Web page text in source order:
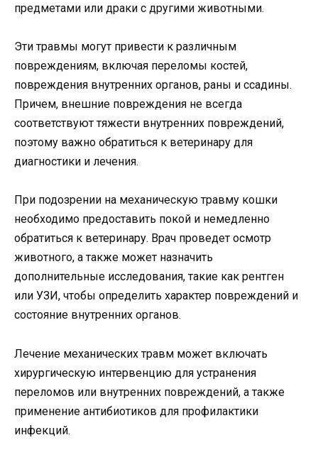
предметами или драки с другими животными.
Эти травмы могут привести к различным
повреждениям, включая переломы костей,
повреждения внутренних органов, раны и ссадины.
Причем, внешние повреждения не всегда
соответствуют тяжести внутренних повреждений,
поэтому важно обратиться к ветеринару для
диагностики и лечения.
При подозрении на механическую травму кошки
необходимо предоставить покой и немедленно
обратиться к ветеринару. Врач проведет осмотр
животного, а также может назначить
дополнительные исследования, такие как рентген
или УЗИ, чтобы определить характер повреждений и
состояние внутренних органов.
Лечение механических травм может включать
хирургическую интервенцию для устранения
переломов или внутренних повреждений, а также
применение антибиотиков для профилактики
инфекций.